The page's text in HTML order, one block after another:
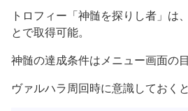
トロフィー「神髄を探りし者」は
とで取得可能。
神髄の達成条件はメニュー画面の
ヴァルハラ周回時に意識しておく